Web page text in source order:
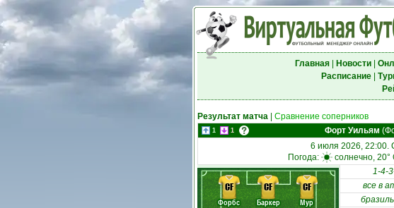
Главная| Новости|
Расписание|
Результат матча Сравнение соперников
1 1 Форт Уильям
6 июля 2026, 22:00.
Погода:
солнечно,
Форбс Баркер Мур
CF CF CF
1-4-
все в